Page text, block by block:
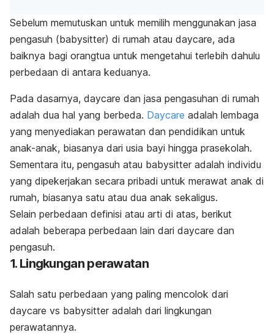
Sebelum memutuskan untuk memilih menggunakan jasa
pengasuh (babysitter) di rumah atau daycare, ada
baiknya bagi orangtua untuk mengetahui terlebih dahulu
perbedaan di antara keduanya.
Pada dasarnya, daycare dan jasa pengasuhan di rumah
adalah dua hal yang berbeda. Daycare adalah lembaga
yang menyediakan perawatan dan pendidikan untuk
anak-anak, biasanya dari usia bayi hingga prasekolah.
Sementara itu, pengasuh atau babysitter adalah individu
yang dipekerjakan secara pribadi untuk merawat anak di
rumah, biasanya satu atau dua anak sekaligus.
Selain perbedaan definisi atau arti di atas, berikut
adalah beberapa perbedaan lain dari daycare dan
pengasuh.
1. Lingkungan perawatan
Salah satu perbedaan yang paling mencolok dari
daycare vs babysitter adalah dari lingkungan
perawatannya.